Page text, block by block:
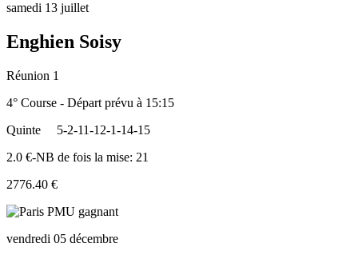
samedi 13 juillet
Enghien Soisy
Réunion 1
4° Course - Départ prévu à 15:15
Quinte
5-2-11-12-1-14-15
2.0 €-NB de fois la mise: 21
2776.40 €
vendredi 05 décembre